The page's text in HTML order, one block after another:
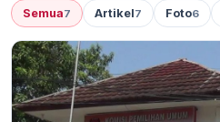
Semua7 Artikel7 Foto6